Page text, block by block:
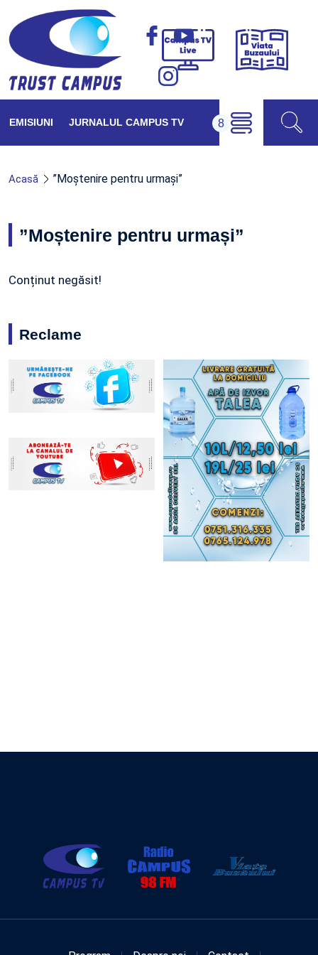
Campus
Viața
EMISIUNI JURNALUL CAMPUS TV
Acasă ”Moștenire pentru urmași”
”Moștenire pentru urmași”
Conținut negăsit!
Reclame